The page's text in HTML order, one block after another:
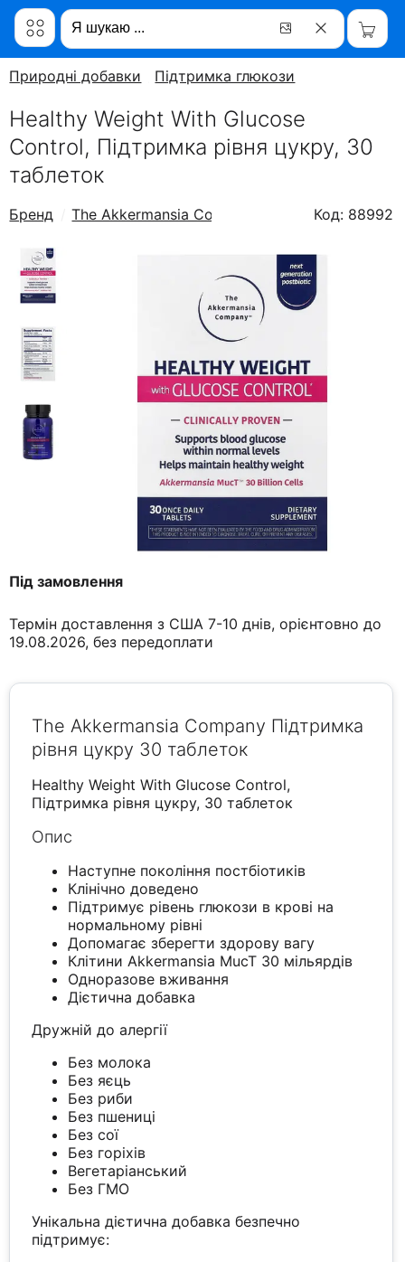
Природні добавки Підтримка глюкози
Healthy Weight With Glucose
Control, Підтримка рівня цукру, 30
таблеток
Бренд The Akkermansia Company Код: 88992
Під замовлення
Термін доставлення з США 7-10 днів, орієнтовно до
19.08.2026, без передоплати
The Akkermansia Company Підтримка
рівня цукру 30 таблеток
Healthy Weight With Glucose Control,
Підтримка рівня цукру, 30 таблеток
Опис
Наступне покоління постбіотиків
Клінічно доведено
Підтримує рівень глюкози в крові на
нормальному рівні
Допомагає зберегти здорову вагу
Клітини Akkermansia MucT 30 мільярдів
Одноразове вживання
Дієтична добавка
Дружній до алергії
Без молока
Без яєць
Без риби
Без пшениці
Без сої
Без горіхів
Вегетаріанський
Без ГМО
Унікальна дієтична добавка безпечно
підтримує: